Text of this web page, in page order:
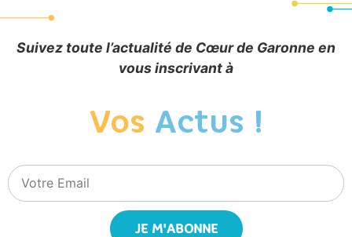
Suivez toute l’actualité de Cœur de Garonne en
vous inscrivant à
Vos Actus !
JE M'ABONNE